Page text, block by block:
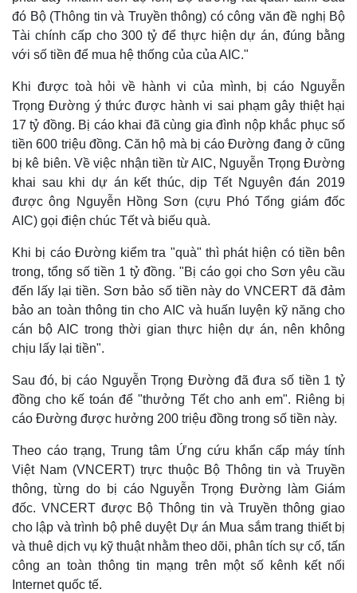
Vụ án
Tin nóng
Tư vấn luật
Vũ khí
Việt Nam
Phân tích
đó Bộ (Thông tin và Truyền thông) có công văn đề nghị Bộ
Tài chính cấp cho 300 tỷ để thực hiện dự án, đúng bằng
với số tiền để mua hệ thống của của AIC."
Khi được toà hỏi về hành vi của mình, bị cáo Nguyễn
Trọng Đường ý thức được hành vi sai phạm gây thiệt hại
17 tỷ đồng. Bị cáo khai đã cùng gia đình nộp khắc phục số
tiền 600 triệu đồng. Căn hộ mà bị cáo Đường đang ở cũng
bị kê biên. Về việc nhận tiền từ AIC, Nguyễn Trọng Đường
khai sau khi dự án kết thúc, dịp Tết Nguyên đán 2019
được ông Nguyễn Hồng Sơn (cựu Phó Tổng giám đốc
AIC) gọi điện chúc Tết và biếu quà.
Khi bị cáo Đường kiểm tra "quà" thì phát hiện có tiền bên
trong, tổng số tiền 1 tỷ đồng. "Bị cáo gọi cho Sơn yêu cầu
đến lấy lại tiền. Sơn bảo số tiền này do VNCERT đã đảm
bảo an toàn thông tin cho AIC và huấn luyện kỹ năng cho
cán bộ AIC trong thời gian thực hiện dự án, nên không
chịu lấy lại tiền".
Sau đó, bị cáo Nguyễn Trọng Đường đã đưa số tiền 1 tỷ
đồng cho kế toán để "thưởng Tết cho anh em". Riêng bị
cáo Đường được hưởng 200 triệu đồng trong số tiền này.
Theo cáo trạng, Trung tâm Ứng cứu khẩn cấp máy tính
Việt Nam (VNCERT) trực thuộc Bộ Thông tin và Truyền
thông, từng do bị cáo Nguyễn Trọng Đường làm Giám
đốc. VNCERT được Bộ Thông tin và Truyền thông giao
cho lập và trình bộ phê duyệt Dự án Mua sắm trang thiết bị
và thuê dịch vụ kỹ thuật nhằm theo dõi, phân tích sự cố, tấn
công an toàn thông tin mạng trên một số kênh kết nối
Internet quốc tế.